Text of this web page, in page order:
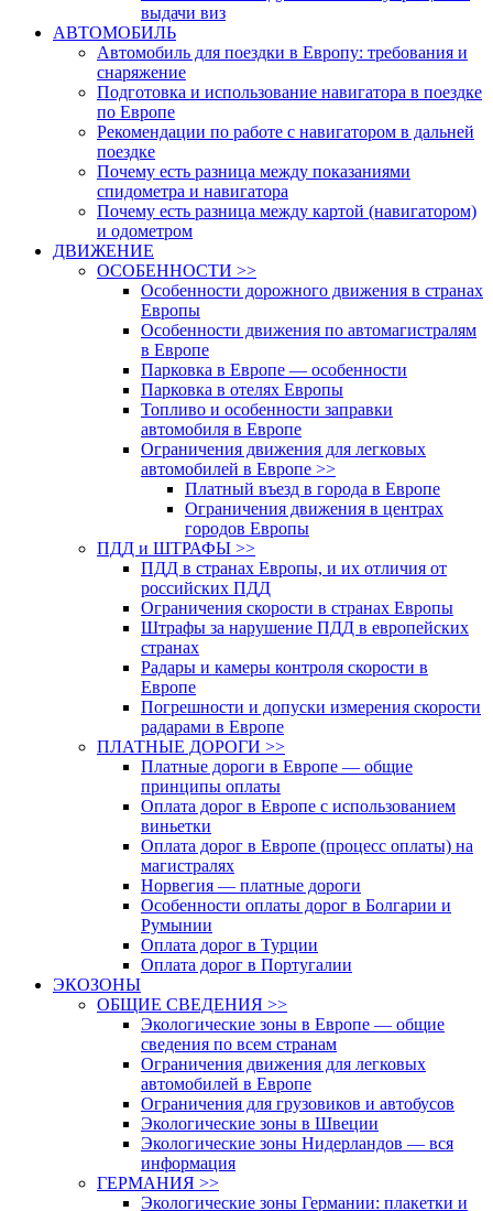
выдачи виз
АВТОМОБИЛЬ
Автомобиль для поездки в Европу: требования и
снаряжение
Подготовка и использование навигатора в поездке
по Европе
Рекомендации по работе с навигатором в дальней
поездке
Почему есть разница между показаниями
спидометра и навигатора
Почему есть разница между картой (навигатором)
и одометром
ДВИЖЕНИЕ
ОСОБЕННОСТИ >>
Особенности дорожного движения в странах
Европы
Особенности движения по автомагистралям
в Европе
Парковка в Европе — особенности
Парковка в отелях Европы
Топливо и особенности заправки
автомобиля в Европе
Ограничения движения для легковых
автомобилей в Европе >>
Платный въезд в города в Европе
Ограничения движения в центрах
городов Европы
ПДД и ШТРАФЫ >>
ПДД в странах Европы, и их отличия от
российских ПДД
Ограничения скорости в странах Европы
Штрафы за нарушение ПДД в европейских
странах
Радары и камеры контроля скорости в
Европе
Погрешности и допуски измерения скорости
радарами в Европе
ПЛАТНЫЕ ДОРОГИ >>
Платные дороги в Европе — общие
принципы оплаты
Оплата дорог в Европе с использованием
виньетки
Оплата дорог в Европе (процесс оплаты) на
магистралях
Норвегия — платные дороги
Особенности оплаты дорог в Болгарии и
Румынии
Оплата дорог в Турции
Оплата дорог в Португалии
ЭКОЗОНЫ
ОБЩИЕ СВЕДЕНИЯ >>
Экологические зоны в Европе — общие
сведения по всем странам
Ограничения движения для легковых
автомобилей в Европе
Ограничения для грузовиков и автобусов
Экологические зоны в Швеции
Экологические зоны Нидерландов — вся
информация
ГЕРМАНИЯ >>
Экологические зоны Германии: плакетки и